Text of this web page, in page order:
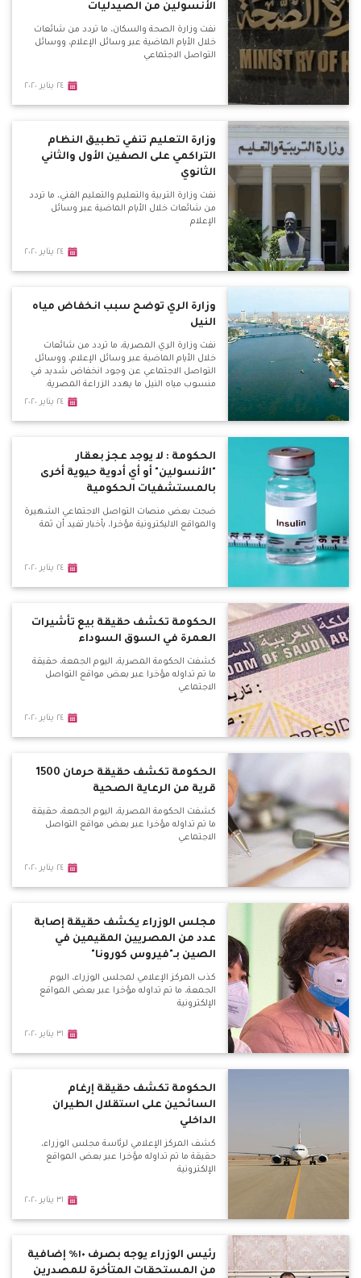
الأنسولين من الصيدليات
نفت وزارة الصحة والسكان، ما تردد من شائعات
خلال الأيام الماضية عبر وسائل الإعلام، ووسائل
التواصل الاجتماعي
٢٤ يناير ٢٠٢٠
وزارة التعليم تنفي تطبيق النظام
التراكمي على الصفين الأول والثاني
الثانوي
نفت وزارة التربية والتعليم والتعليم الفني، ما تردد
من شائعات خلال الأيام الماضية عبر وسائل
الإعلام
٢٤ يناير ٢٠٢٠
وزارة الري توضح سبب انخفاض مياه
النيل
نفت وزارة الري المصرية، ما تردد من شائعات
خلال الأيام الماضية عبر وسائل الإعلام، ووسائل
التواصل الاجتماعي عن وجود انخفاض شديد في
منسوب مياه النيل ما يهدد الزراعة المصرية.
٢٤ يناير ٢٠٢٠
الحكومة : لا يوجد عجز بعقار
"الأنسولين" أو أي أدوية حيوية أخرى
بالمستشفيات الحكومية
ضجت بعض منصات التواصل الاجتماعي الشهيرة
والمواقع الاليكترونية مؤخرا، بأخبار تفيد أن ثمة
٢٤ يناير ٢٠٢٠
الحكومة تكشف حقيقة بيع تأشيرات
العمرة في السوق السوداء
كشفت الحكومة المصرية، اليوم الجمعة، حقيقة
ما تم تداوله مؤخرا عبر بعض مواقع التواصل
الاجتماعي
٢٤ يناير ٢٠٢٠
الحكومة تكشف حقيقة حرمان 1500
قرية من الرعاية الصحية
كشفت الحكومة المصرية، اليوم الجمعة، حقيقة
ما تم تداوله مؤخرا عبر بعض مواقع التواصل
الاجتماعي
٢٤ يناير ٢٠٢٠
مجلس الوزراء يكشف حقيقة إصابة
عدد من المصريين المقيمين في
الصين بـ"فيروس كورونا"
كذب المركز الإعلامي لمجلس الوزراء، اليوم
الجمعة، ما تم تداوله مؤخرا عبر بعض المواقع
الإلكترونية
٣١ يناير ٢٠٢٠
الحكومة تكشف حقيقة إرغام
السائحين على استقلال الطيران
الداخلي
كشف المركز الإعلامي لرئاسة مجلس الوزراء،
حقيقة ما تم تداوله مؤخرا عبر بعض المواقع
الإلكترونية
٣١ يناير ٢٠٢٠
رئيس الوزراء يوجه بصرف ١٠٪ إضافية
من المستحقات المتأخرة للمصدرين